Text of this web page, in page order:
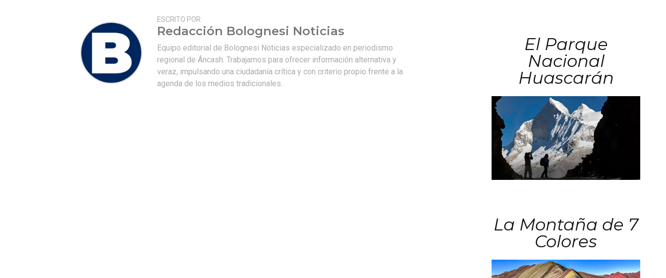
ESCRITO POR:
Redacción Bolognesi Noticias
Equipo editorial de Bolognesi Noticias especializado en periodismo
regional de Áncash. Trabajamos para ofrecer información alternativa y
veraz, impulsando una ciudadanía crítica y con criterio propio frente a la
agenda de los medios tradicionales.
El Parque
Nacional
Huascarán
La Montaña de 7
Colores